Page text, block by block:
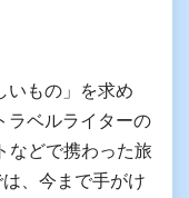
いもの」を求め
ラベルライターの
などで携わった旅
、今まで手がけ